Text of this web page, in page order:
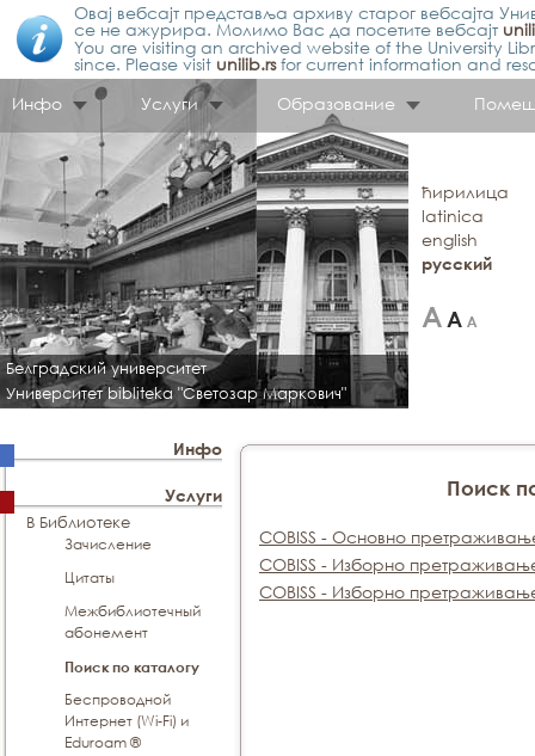
Овај вебсајт представља архиву старог вебсајта
се не ажурира. Молимо Вас да посетите вебсајт
You are visiting an archived website of the University
since. Please visit unilib.rsfor current information and
Инфо
Услуги Образование
Белградский университет
Университет bibliteka "Светозар Маркович"
ћирилица
latinica
english
русский
Инфо
Услуги
В Библиотеке
Зачисление
Цитаты
Межбиблиотечный
абонемент
Поиск по каталогу
Беспроводной
Интернет (Wi-Fi) и
Eduroam ®
Поиск
COBISS - Основно
COBISS - Изборно
COBISS - Изборно